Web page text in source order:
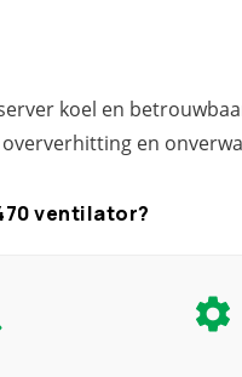
koel en
en
ventilator?